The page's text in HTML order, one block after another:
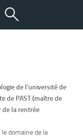
aA - +
et
de l’université de
de PAST (maître de
de la rentrée
domaine de la